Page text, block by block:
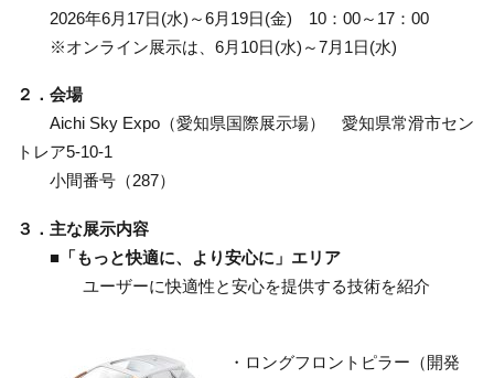
2026年6月17日(水)～6月19日(金) 10：00～17：00
※オンライン展示は、6月10日(水)～7月1日(水)
２．会場
Aichi Sky Expo（愛知県国際展示場） 愛知県常滑市セン
トレア5-10-1
小間番号（287）
３．主な展示内容
■「もっと快適に、より安心に」エリア
ユーザーに快適性と安心を提供する技術を紹介
・ロングフロントピラー（開発